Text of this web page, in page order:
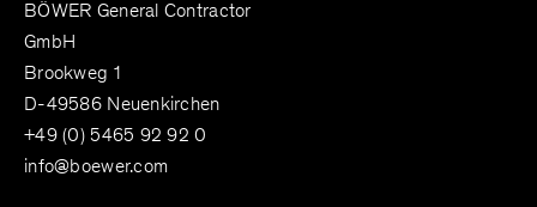
BÖWER General Contractor
GmbH
Brookweg 1
D-49586 Neuenkirchen
+49 (0) 5465 92 92 0
info@boewer.com